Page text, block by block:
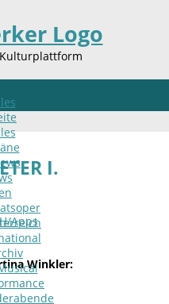
I.
Apps
Winkler: